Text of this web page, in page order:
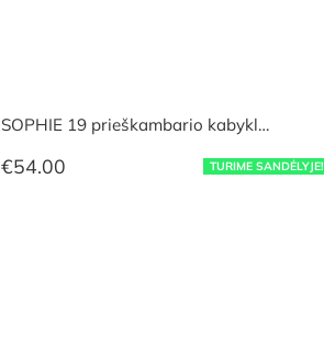
TURIME SANDĖLYJE!
SOPHIE 19 prieškambario kabykl…
€54.00